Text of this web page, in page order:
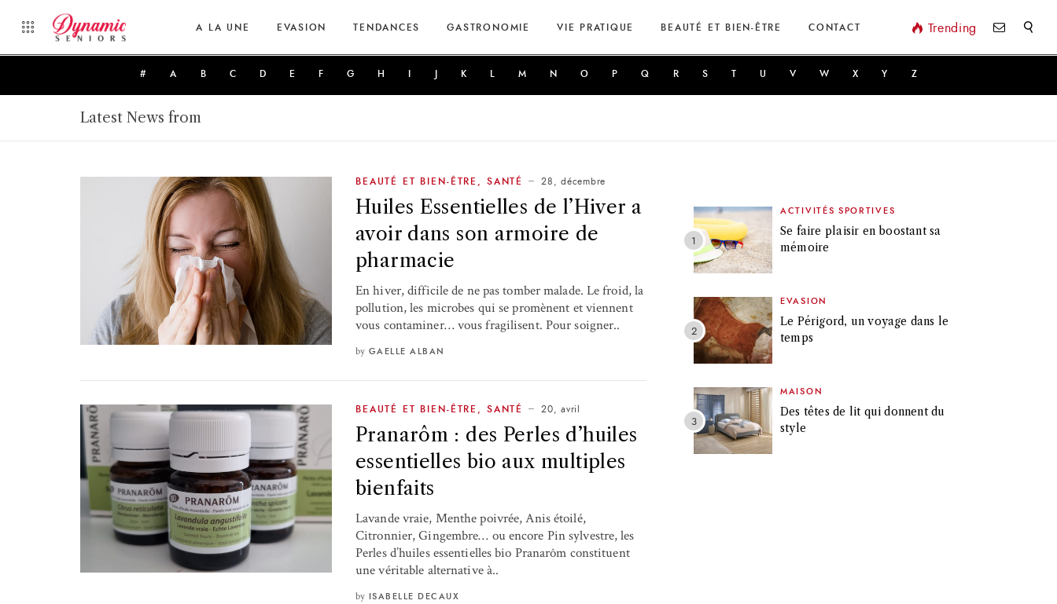
A LA UNE EVASION TENDANCES GASTRONOMIE VIE PRATIQUE BEAUTÉ ET BIEN-ÊTRE CONTACT Trending
# A B C D E F G H K M N O P Q R S T U V W X Y Z
Latest News from
BEAUTÉ ET BIEN-ÊTRE SANTÉ 28, décembre
Huiles Essentielles de l’Hiver a
avoir dans son armoire de
pharmacie
En hiver, difficile de ne pas tomber malade. Le froid, la
pollution, les microbes qui se promènent et viennent
vous contaminer… vous fragilisent. Pour soigner..
by GAELLE ALBAN
BEAUTÉ ET BIEN-ÊTRE SANTÉ 20, avril
Pranarôm : des Perles d’huiles
essentielles bio aux multiples
bienfaits
Lavande vraie, Menthe poivrée, Anis étoilé,
Citronnier, Gingembre… ou encore Pin sylvestre, les
Perles d’huiles essentielles bio Pranarôm constituent
une véritable alternative à..
by ISABELLE DECAUX
ACTIVITÉS SPORTIVES
Se faire plaisir en boostant sa
mémoire
EVASION
Le Périgord, un voyage dans le
temps
MAISON
Des têtes de lit qui donnent du
style